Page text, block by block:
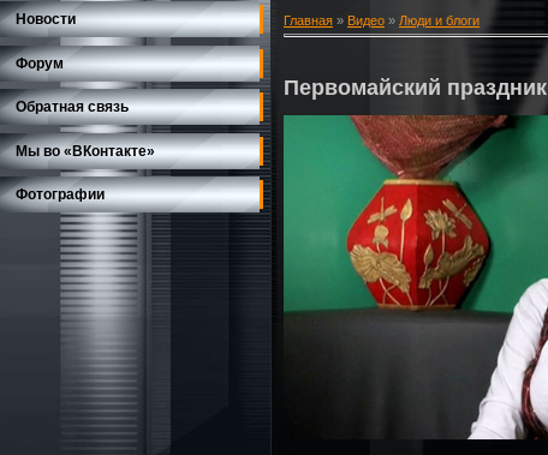
Новости
Форум
Обратная связь
Мы во «ВКонтакте»
Фотографии
Главная » Видео » Люди и блоги
Первомайский праздник